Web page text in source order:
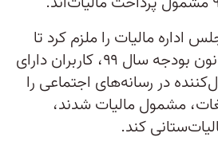
سال ۹۹، مجلس اداره مالیات را ملزم کرد تا
طبق بند ز تبصره ۶ قانون بودجه سال ۹۹، کاربران دارای
دنبال‌کننده در رسانه‌های اجتماعی را
مشمول مالیات شدند،
کند.